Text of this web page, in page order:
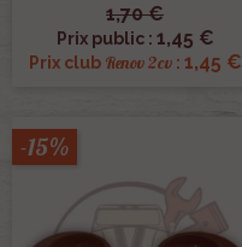
1,70 €
Prix public : 1,45 €
Prix club Renov 2cv: 1,45 €
-15%